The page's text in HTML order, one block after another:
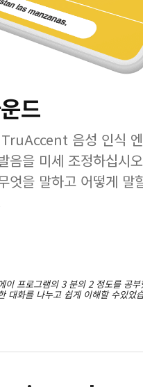
드
음성 인식
음을 미세 조정하십시
엇을 말하고 어떻게 말
이 프로그램의 3 분의 2 정도를 공
대화를 나누고 쉽게 이해할 수있었